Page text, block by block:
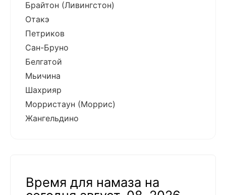
Брайтон (Ливингстон)
Отакэ
Петриков
Сан-Бруно
Белгатой
Мьичина
Шахрияр
Морристаун (Моррис)
Жангельдино
Время для намаза на